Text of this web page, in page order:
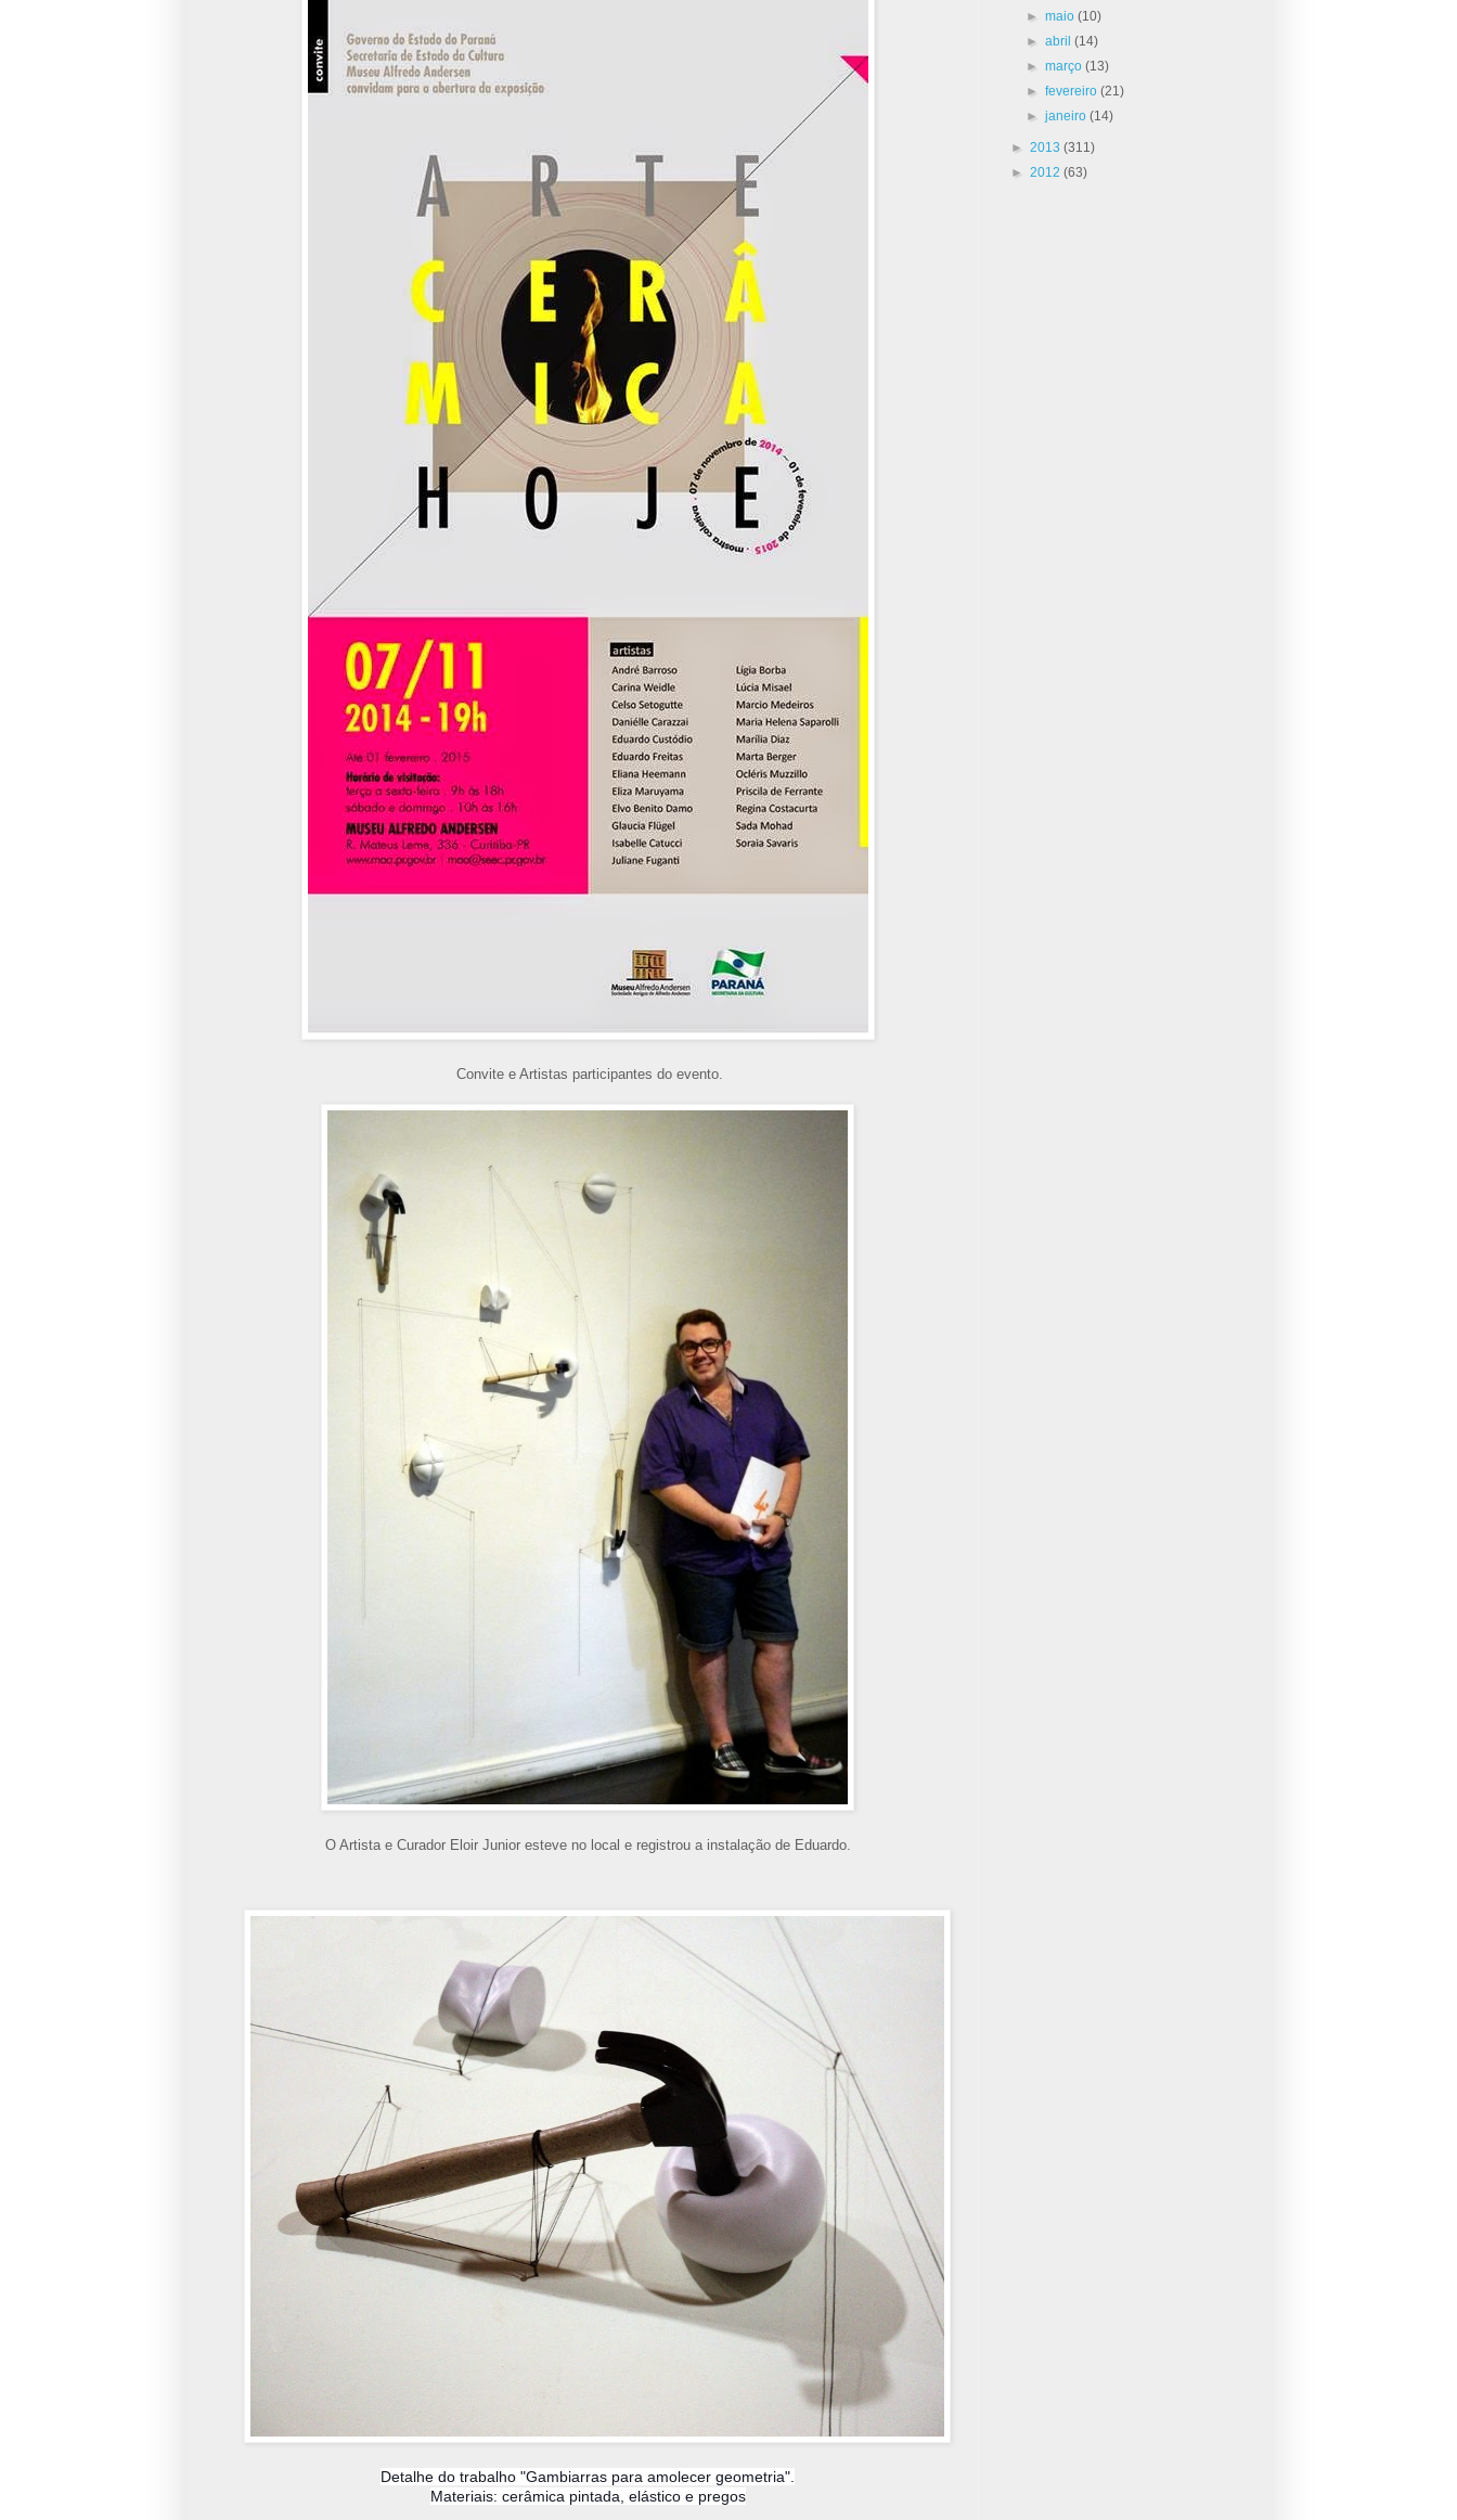
Convite e Artistas participantes do evento.
O Artista e Curador Eloir Junior esteve no local e registrou a instalação de Eduardo.
Detalhe do trabalho "Gambiarras para amolecer geometria".
Materiais: cerâmica pintada, elástico e pregos
►maio(10)
►abril(14)
►março(13)
►fevereiro(21)
►janeiro(14)
► 2013 (311)
► 2012 (63)